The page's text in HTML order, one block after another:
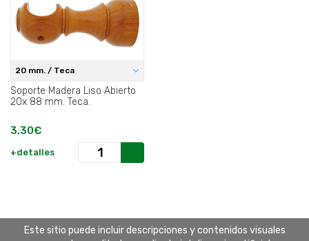
20 mm. / Teca
Soporte Madera Liso Abierto
20x 88 mm. Teca.
3,30€
+detalles
Este sitio puede incluir descripciones y contenidos visuales